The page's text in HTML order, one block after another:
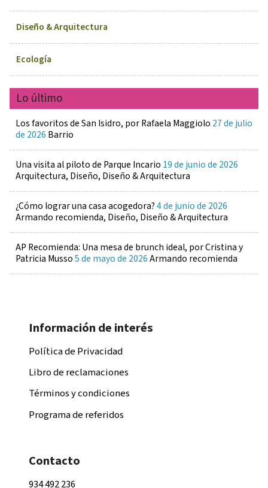
Diseño & Arquitectura
Ecología
Lo último
Los favoritos de San Isidro, por Rafaela Maggiolo 27 de julio
de 2026 Barrio
Una visita al piloto de Parque Incario 19 de junio de 2026
Arquitectura, Diseño, Diseño & Arquitectura
¿Cómo lograr una casa acogedora?4 de junio de 2026
Armando recomienda, Diseño, Diseño & Arquitectura
AP Recomienda: Una mesa de brunch ideal, por Cristina y
Patricia Musso5 de mayo de 2026Armando recomienda
Información de interés
Política de Privacidad
Libro de reclamaciones
Términos y condiciones
Programa de referidos
Contacto
934 492 236